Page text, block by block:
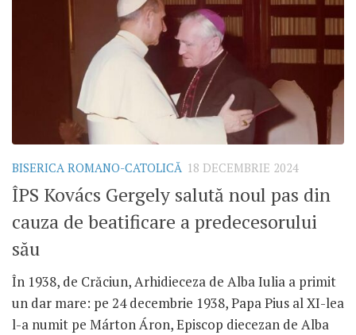
BISERICA ROMANO-CATOLICĂ 18 DECEMBRIE 2024
ÎPS Kovács Gergely salută noul pas din
cauza de beatificare a predecesorului
său
În 1938, de Crăciun, Arhidieceza de Alba Iulia a primit
un dar mare: pe 24 decembrie 1938, Papa Pius al XI-lea
l-a numit pe Márton Áron, Episcop diecezan de Alba